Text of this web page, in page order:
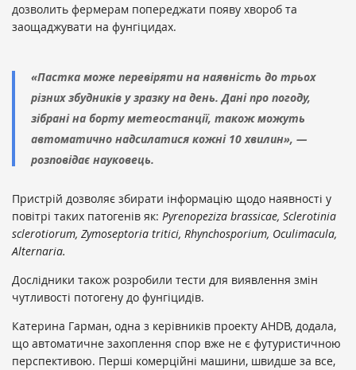
дозволить фермерам попереджати появу хвороб та
заощаджувати на фунгіцидах.
«Пастка може перевіряти на наявність до трьох
різних збудників у зразку на день. Дані про погоду,
зібрані на борту метеостанції, також можуть
автоматично надсилатися кожні 10 хвилин», —
розповідає науковець.
Пристрій дозволяє збирати інформацію щодо наявності у
повітрі таких патогенів як: Pyrenopeziza brassicae, Sclerotinia
sclerotiorum, Zymoseptoria tritici, Rhynchosporium, Oculimacula,
Alternaria.
Дослідники також розробили тести для виявлення змін
чутливості потогену до фунгіцидів.
Катерина Гарман, одна з керівників проекту AHDB, додала,
що автоматичне захоплення спор вже не є футуристичною
перспективою. Перші комерційні машини, швидше за все,